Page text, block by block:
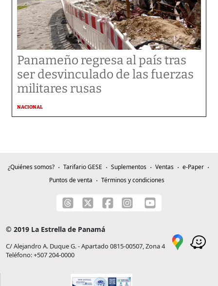
Panameño regresa al país tras
ser desvinculado de las fuerzas
militares rusas
NACIONAL
¿Quiénes somos? Tarifario GESE Suplementos Ventas
e-Paper
Puntos de venta
Términos y condiciones
© 2019 La Estrella de Panamá
C/ Alejandro A. Duque G. - Apartado 0815-00507, Zona 4
Teléfono: +507 204-0000